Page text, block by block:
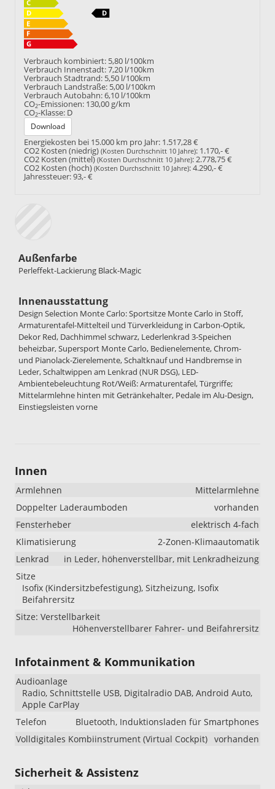
Verbrauch kombiniert: 5,80 l/100km
Verbrauch Innenstadt:7,20 l/100km
Verbrauch Stadtrand: 5,50 l/100km
Verbrauch Landstraße: 5,00 l/100km
Verbrauch Autobahn:6,10 l/100km
CO2-Emissionen: 130,00 g/km
CO2-Klasse: D
Download
Energiekosten bei 15.000 km pro Jahr: 1.517,28 €
CO2 Kosten (niedrig) (Kosten Durchschnitt 10 Jahre): 1.170,- €
CO2 Kosten (mittel) (Kosten Durchschnitt 10 Jahre):2.778,75 €
CO2 Kosten (hoch) (Kosten Durchschnitt 10 Jahre):4.290,- €
Jahressteuer:93,- €
Außenfarbe
Perleffekt-Lackierung Black-Magic
Innenausstattung
Design Selection Monte Carlo: Sportsitze Monte Carlo in Stoff,
Armaturentafel-Mittelteil und Türverkleidung in Carbon-Optik,
Dekor Red, Dachhimmel schwarz, Lederlenkrad 3-Speichen
beheizbar, Supersport Monte Carlo, Bedienelemente, Chrom-
und Pianolack-Zierelemente, Schaltknauf und Handbremse in
Leder, Schaltwippen am Lenkrad (NUR DSG), LED-
Ambientebeleuchtung Rot/Weiß: Armaturentafel, Türgriffe;
Mittelarmlehne hinten mit Getränkehalter, Pedale im Alu-Design,
Einstiegsleisten vorne
Innen
Armlehnen
Mittelarmlehne
Doppelter Laderaumboden
vorhanden
Fensterheber
elektrisch 4-fach
Klimatisierung
2-Zonen-Klimaautomatik
Lenkrad
in Leder, höhenverstellbar, mit Lenkradheizung
Sitze
Isofix (Kindersitzbefestigung), Sitzheizung, Isofix
Beifahrersitz
Sitze: Verstellbarkeit
Höhenverstellbarer Fahrer- und Beifahrersitz
Infotainment & Kommunikation
Audioanlage
Radio, Schnittstelle USB, Digitalradio DAB, Android Auto,
Apple CarPlay
Telefon
Bluetooth, Induktionsladen für Smartphones
Volldigitales Kombiinstrument (Virtual Cockpit) vorhanden
Sicherheit & Assistenz